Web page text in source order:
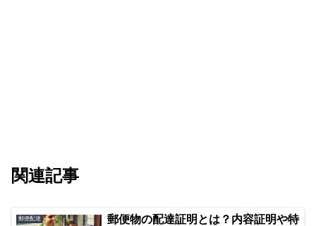
関連記事
郵便配達
郵便物の配達証明とは？内容証明や特